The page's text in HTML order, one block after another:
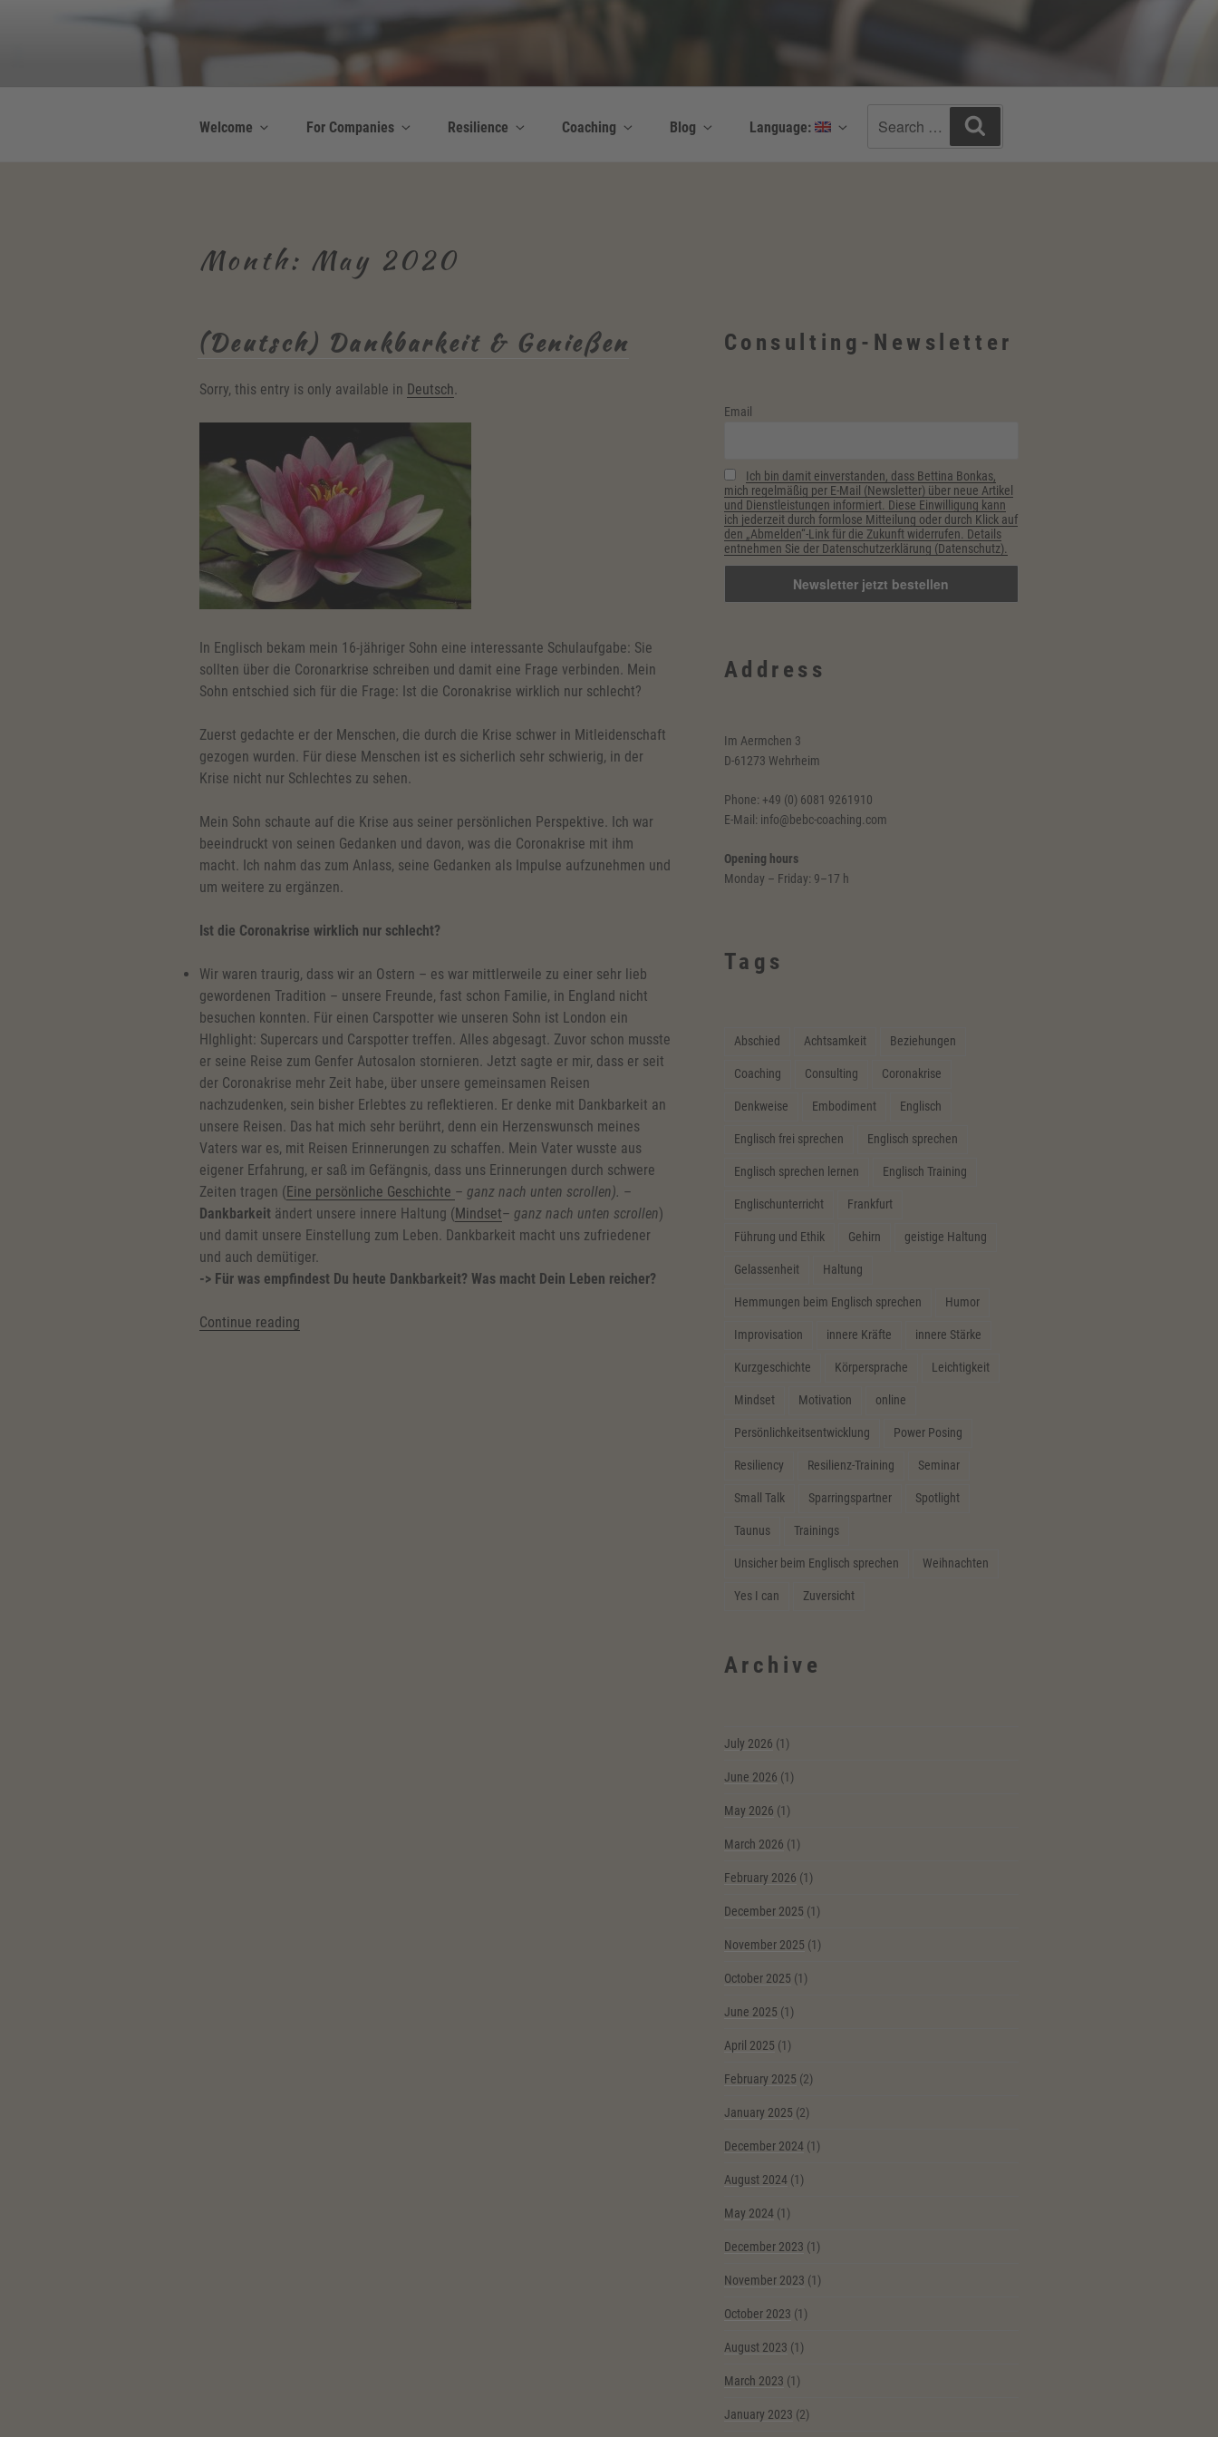
Be Connected by Bettina Bonkas GmbH
Resilienz | Coaching | Englisch + Improvisation
Welcome For Companies Resilience Coaching Blog Language:
for:
Month: May 2020
(Deutsch) Dankbarkeit & Genießen
Sorry, this entry is only available in Deutsch
In Englisch bekam mein 16-jähriger Sohn eine interessante Schulaufgabe: Sie
sollten über die Coronarkrise schreiben und damit eine Frage verbinden. Mein
Sohn entschied sich für die Frage: Ist die Coronakrise wirklich nur schlecht?
Zuerst gedachte er der Menschen, die durch die Krise schwer in Mitleidenschaft
gezogen wurden. Für diese Menschen ist es sicherlich sehr schwierig, in der
Krise nicht nur Schlechtes zu sehen.
Mein Sohn schaute auf die Krise aus seiner persönlichen Perspektive. Ich war
beeindruckt von seinen Gedanken und davon, was die Coronakrise mit ihm
macht. Ich nahm das zum Anlass, seine Gedanken als Impulse aufzunehmen und
um weitere zu ergänzen.
Ist die Coronakrise wirklich nur schlecht?
Wir waren traurig, dass wir an Ostern – es war mittlerweile zu einer sehr lieb
gewordenen Tradition – unsere Freunde, fast schon Familie, in England nicht
besuchen konnten. Für einen Carspotter wie unseren Sohn ist London ein
HIghlight: Supercars und Carspotter treffen. Alles abgesagt. Zuvor schon musste
er seine Reise zum Genfer Autosalon stornieren. Jetzt sagte er mir, dass er seit
der Coronakrise mehr Zeit habe, über unsere gemeinsamen Reisen
nachzudenken, sein bisher Erlebtes zu reflektieren. Er denke mit Dankbarkeit an
unsere Reisen. Das hat mich sehr berührt, denn ein Herzenswunsch meines
Vaters war es, mit Reisen Erinnerungen zu schaffen. Mein Vater wusste aus
eigener Erfahrung, er saß im Gefängnis, dass uns Erinnerungen durch schwere
Zeiten tragen (Eine persönliche Geschichte – ganz nach unten scrollen). –
Dankbarkeit ändert unsere innere Haltung (Mindset– ganz nach unten scrollen)
und damit unsere Einstellung zum Leben. Dankbarkeit macht uns zufriedener
und auch demütiger.
-> Für was empfindest Du heute Dankbarkeit? Was macht Dein Leben reicher?
Continue reading
Consulting-Newsletter
Email
Ich bin damit einverstanden, dass Bettina Bonkas,
mich regelmäßig per E-Mail (Newsletter) über neue Artikel
und Dienstleistungen informiert. Diese Einwilligung kann
ich jederzeit durch formlose Mitteilung oder durch Klick auf
den „Abmelden“-Link für die Zukunft widerrufen. Details
entnehmen Sie der Datenschutzerklärung (Datenschutz).
Address
Im Aermchen 3
D-61273 Wehrheim
Phone: +49 (0) 6081 9261910
E-Mail: info@bebc-coaching.com
Opening hours
Monday – Friday: 9–17 h
Tags
Abschied Achtsamkeit Beziehungen
Coaching Consulting Coronakrise
Denkweise Embodiment Englisch
Englisch frei sprechen Englisch sprechen
Englisch sprechen lernen Englisch Training
Englischunterricht Frankfurt
Führung und Ethik Gehirn geistige Haltung
Gelassenheit Haltung
Hemmungen beim Englisch sprechen Humor
Improvisation innere Kräfte innere Stärke
Kurzgeschichte Körpersprache Leichtigkeit
Mindset Motivation online
Persönlichkeitsentwicklung Power Posing
Resiliency Resilienz-Training Seminar
Small Talk Sparringspartner Spotlight
Taunus Trainings
Unsicher beim Englisch sprechen Weihnachten
Yes I can Zuversicht
Archive
July 2026 (1)
June 2026 (1)
May 2026 (1)
March 2026 (1)
February 2026 (1)
December 2025 (1)
November 2025 (1)
October 2025 (1)
June 2025 (1)
April 2025 (1)
February 2025 (2)
January 2025 (2)
December 2024(1)
August 2024(1)
May 2024(1)
December 2023 (1)
November 2023 (1)
October 2023 (1)
August 2023 (1)
March 2023 (1)
January 2023 (2)